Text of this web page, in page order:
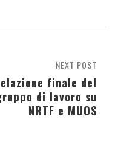
NEXT POST
finale del
di lavoro su
NRTF e MUOS